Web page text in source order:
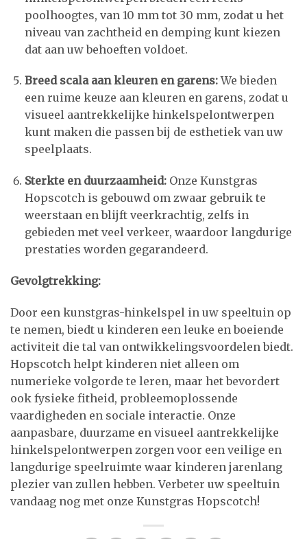
poolhoogtes, van 10 mm tot 30 mm, zodat u het
niveau van zachtheid en demping kunt kiezen
dat aan uw behoeften voldoet.
Breed scala aan kleuren en garens:We bieden
een ruime keuze aan kleuren en garens, zodat u
visueel aantrekkelijke hinkelspelontwerpen
kunt maken die passen bij de esthetiek van uw
speelplaats.
Sterkte en duurzaamheid:Onze Kunstgras
Hopscotch is gebouwd om zwaar gebruik te
weerstaan en blijft veerkrachtig, zelfs in
gebieden met veel verkeer, waardoor langdurige
prestaties worden gegarandeerd.
Gevolgtrekking:
Door een kunstgras-hinkelspel in uw speeltuin op
te nemen, biedt u kinderen een leuke en boeiende
activiteit die tal van ontwikkelingsvoordelen biedt.
Hopscotch helpt kinderen niet alleen om
numerieke volgorde te leren, maar het bevordert
ook fysieke fitheid, probleemoplossende
vaardigheden en sociale interactie. Onze
aanpasbare, duurzame en visueel aantrekkelijke
hinkelspelontwerpen zorgen voor een veilige en
langdurige speelruimte waar kinderen jarenlang
plezier van zullen hebben. Verbeter uw speeltuin
vandaag nog met onze Kunstgras Hopscotch!